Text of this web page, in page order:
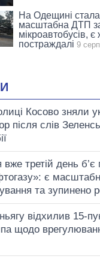
На Одещині
масштабна ДТП за
мікроавтобусів,
постраждалі 9
Косово зняли
після слів
вже третій день б’є
є
та зупинено
відхилив 15-
щодо